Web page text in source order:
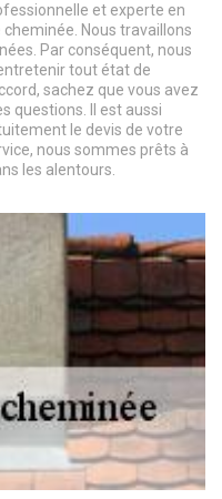
et experte en
Nous travaillons
Par conséquent, nous
tout état de
sachez que vous avez
questions. Il est aussi
le devis de votre
nous sommes prêts à
les alentours.